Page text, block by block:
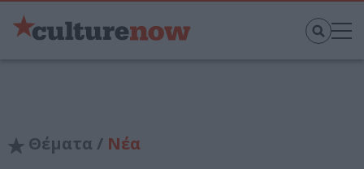
Θέματα / Νέα